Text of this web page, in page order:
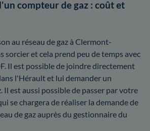
compteur de gaz : coût et
au réseau de gaz à Clermont-
sorcier et cela prend peu de temps avec
Il est possible de joindre directement
l'Hérault et lui demander un
Il est aussi possible de passer par votre
se chargera de réaliser la demande de
de gaz auprès du gestionnaire du